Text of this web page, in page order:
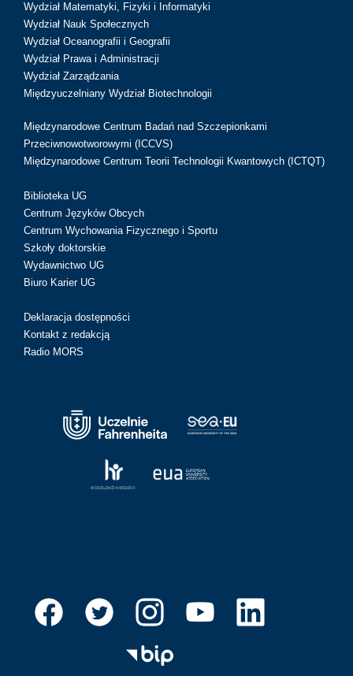
Wydział Matematyki, Fizyki i Informatyki
Wydział Nauk Społecznych
Wydział Oceanografii i Geografii
Wydział Prawa i Administracji
Wydział Zarządzania
Międzyuczelniany Wydział Biotechnologii
Międzynarodowe Centrum Badań nad Szczepionkami
Przeciwnowotworowymi (ICCVS)
Międzynarodowe Centrum Teorii Technologii Kwantowych (ICTQT)
Biblioteka UG
Centrum Języków Obcych
Centrum Wychowania Fizycznego i Sportu
Szkoły doktorskie
Wydawnictwo UG
Biuro Karier UG
Deklaracja dostępności
Kontakt z redakcją
Radio MORS